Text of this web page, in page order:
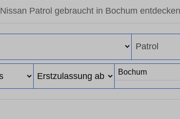
Nissan Patrol gebraucht in Bochum